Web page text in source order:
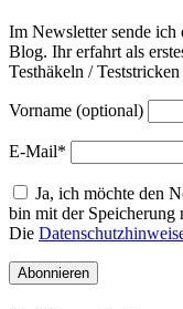
Im Newsletter sende ich
Blog. Ihr erfahrt als
Testhäkeln /
Vorname (optional)
E-Mail*
Ja, ich möchte den
bin mit der Speicherung
Die